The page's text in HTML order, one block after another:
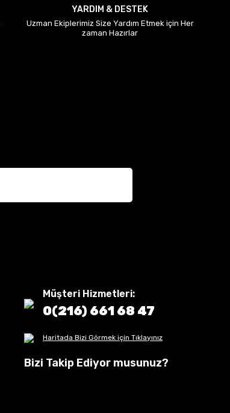
YARDIM & DESTEK
Uzman Ekiplerimiz Size Yardım Etmek için Her
zaman Hazırlar
Müşteri Hizmetleri:
0(216) 661 68 47
Haritada Bizi Görmek için Tıklayınız
Bizi Takip Ediyor musunuz?